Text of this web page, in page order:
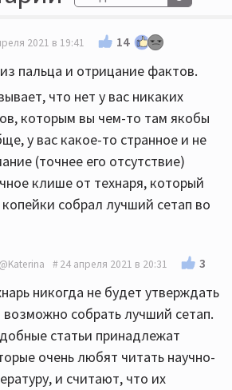
2021 в 19:41 14
пальца и отрицание фактов.
что нет у вас никаких
которым вы чем-то там якобы
у вас какое-то странное и не
(точнее его отсутствие)
клише от технаря, который
собрал лучший сетап во
@Katerina 24 апреля 2021 в 20:31 3
никогда не будет утверждать
возможно собрать лучший сетап.
статьи принадлежат
очень любят читать научно-
и считают, что их